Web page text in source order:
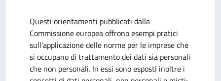
Questi orientamenti pubblicati dalla
Commissione europea offrono esempi pratici
sull'applicazione delle norme per le imprese che
si occupano di trattamento dei dati sia personali
che non personali. In essi sono esposti inoltre i